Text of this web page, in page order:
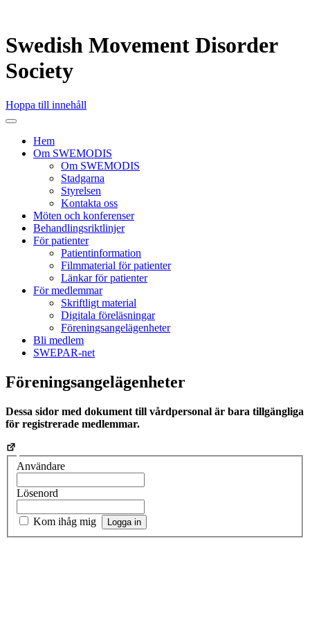
Swedish Movement Disorder
Society
Hoppa till innehåll
Hem
Om SWEMODIS
Om SWEMODIS
Stadgarna
Styrelsen
Kontakta oss
Möten och konferenser
Behandlingsriktlinjer
För patienter
Patientinformation
Filmmaterial för patienter
Länkar för patienter
För medlemmar
Skriftligt material
Digitala föreläsningar
Föreningsangelägenheter
Bli medlem
SWEPAR-net
Föreningsangelägenheter
Dessa sidor med dokument till vårdpersonal är bara tillgängliga
för registrerade medlemmar.
Användare
Lösenord
Kom ihåg mig